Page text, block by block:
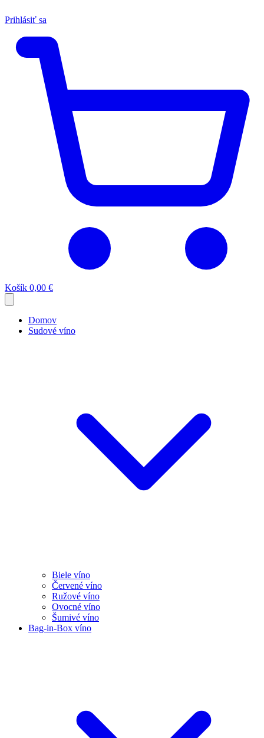
Prihlásiť sa
Košík 0,00 €
Domov
Sudové víno
Biele víno
Červené víno
Ružové víno
Ovocné víno
Šumivé víno
Bag-in-Box víno